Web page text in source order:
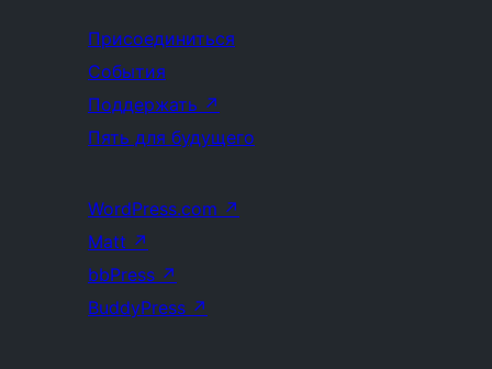
Присоединиться
События
Поддержать ↗
Пять для будущего
WordPress.com ↗
Matt ↗
bbPress ↗
BuddyPress ↗